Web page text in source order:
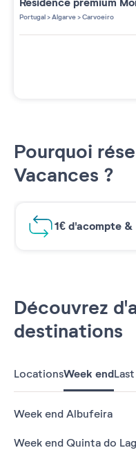
Portugal>Algarve>Carvoeiro
Pourquoi
Vacances ?
1€ d'acompte
Découvrez
destinations
LocationsWeek end
Week end Albufeira
Week end Quinta do